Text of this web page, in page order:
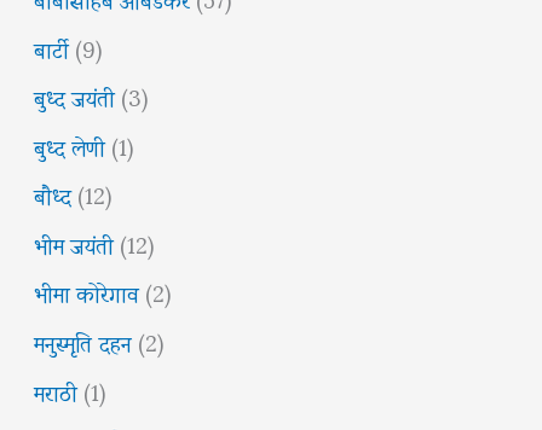
बार्टी(9)
बुध्द जयंती(3)
बुध्द लेणी(1)
बौध्द(12)
भीम जयंती(12)
भीमा कोरेगाव(2)
मनुस्मृति दहन(2)
मराठी(1)